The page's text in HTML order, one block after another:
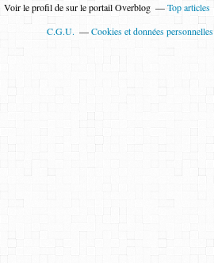
Voir le profil desur le portail Overblog Top articles
C.G.U.
Cookies et données personnelles